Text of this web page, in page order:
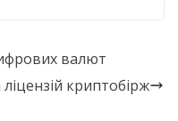
валют
криптобірж